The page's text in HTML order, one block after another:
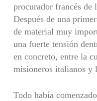
procurador francés de
Después de una
de material muy
una fuerte tensión
en concreto, entre la
misioneros ita­lianos y
Todo había